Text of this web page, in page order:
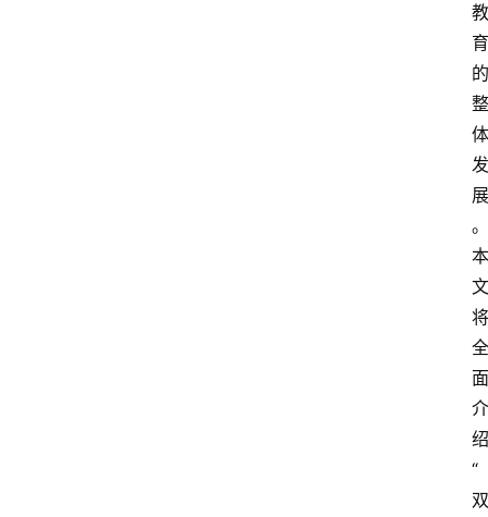
教
育
的
整
体
发
展
。
本
文
将
全
面
介
绍
“
双